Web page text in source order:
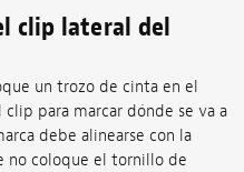
clip lateral del
un trozo de cinta en el
para marcar dónde se va a
debe alinearse con la
no coloque el tornillo de